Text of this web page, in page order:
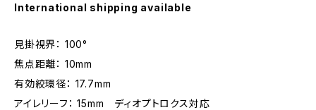
International shipping available
見掛視界： 100°
焦点距離： 10mm
有効絞環径： 17.7mm
アイレリーフ： 15mm ディオプトロクス対応